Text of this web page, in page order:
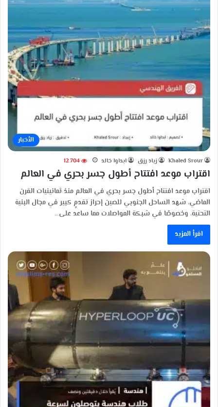
الأخبار
Khaled Srour زياد رزق ابداوا خالد 12٬704
اقتراب موعد افتتاح أطول جسر بحري في العالم
اقتراب موعد افتتاح أطول جسر بحري في العالم منذ ثمانينيات القرن
الماضي، شهد الساحل الجنوبي للصين إحراز تقدمٍ كبير في مجال البنية
التحتية، وخصوصًا في شبكة المواصلات مما ساعد على…
اقرأ المزيد